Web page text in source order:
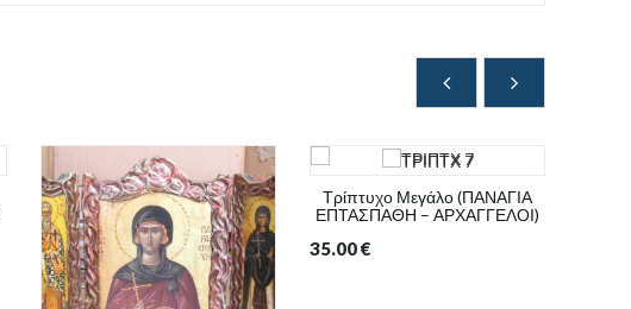
Τρίπτυχο Μεγάλο (ΠΑΝΑΓΙΑ
ΕΠΤΑΣΠΑΘΗ – ΑΡΧΑΓΓΕΛΟΙ)
35.00€